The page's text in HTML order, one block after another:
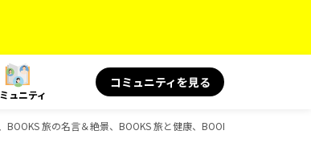
ュニティ
コミュニティを見る
旅の名言＆絶景、BOOKS 旅と健康、BOOKS、D-Booksのガ